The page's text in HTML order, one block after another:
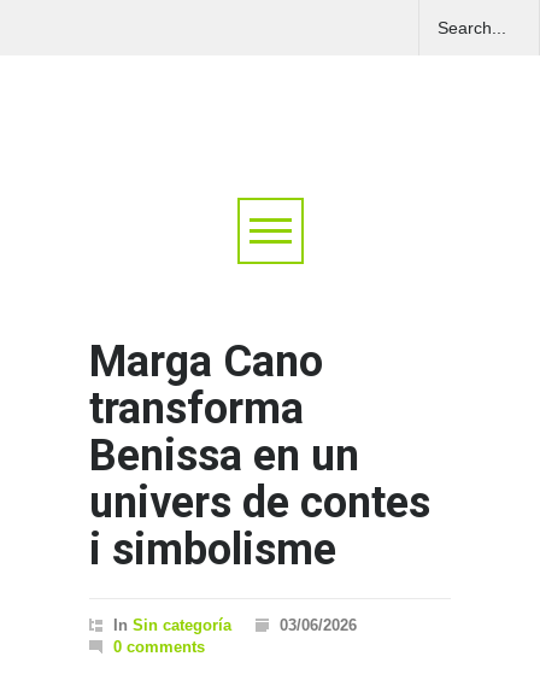
Marga Cano
transforma
Benissa en un
univers de contes
i simbolisme
In Sin categoría
03/06/2026
0 comments